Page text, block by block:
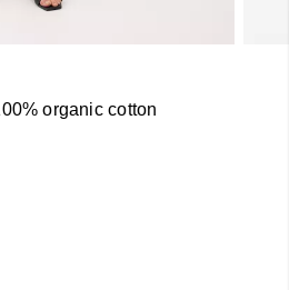
organic cotton